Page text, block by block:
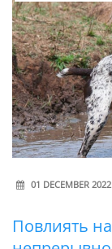
01 DECEMBER 2022
Повлиять